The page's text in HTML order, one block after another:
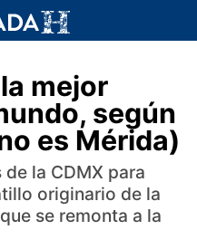
mejor
según
es Mérida)
la CDMX para
originario de la
se remonta a la